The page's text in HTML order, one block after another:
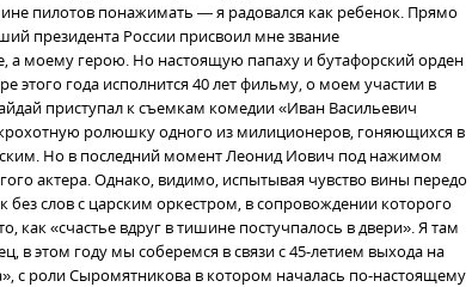
пилотов понажимать — я радовался как ребенок. Прямо
президента России присвоил мне звание
а моему герою. Но настоящую папаху и бутафорский орден
этого года исполнится 40 лет фильму, о моем участии в
приступал к съемкам комедии «Иван Васильевич
ролюшку одного из милиционеров, гоняющихся в
Но в последний момент Леонид Иович под нажимом
актера. Однако, видимо, испытывая чувство вины передо
без слов с царским оркестром, в сопровождении которого
как «счастье вдруг в тишине постучпалось в двери». Я там
в этом году мы соберемся в связи с 45-летием выхода на
с роли Сыромятникова в котором началась по-настоящему